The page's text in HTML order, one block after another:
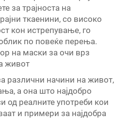
за трајноста на
ткаенини, со високо
кон истрепување, го
по повеќе перења.
на маски за очи врз
живот
различни начини на живот,
а она што најдобро
од реалните употреби кои
и примери за најдобра